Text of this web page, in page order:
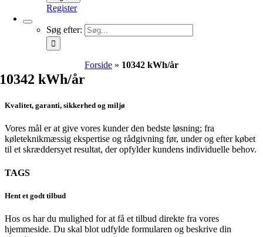
Register
Søg efter:
Forside » 10342 kWh/år
10342 kWh/år
Kvalitet, garanti, sikkerhed og miljø
Vores mål er at give vores kunder den bedste løsning; fra
køleteknikmæssig ekspertise og rådgivning før, under og efter købet
til et skræddersyet resultat, der opfylder kundens individuelle behov.
TAGS
Hent et godt tilbud
Hos os har du mulighed for at få et tilbud direkte fra vores
hjemmeside. Du skal blot udfylde formularen og beskrive din